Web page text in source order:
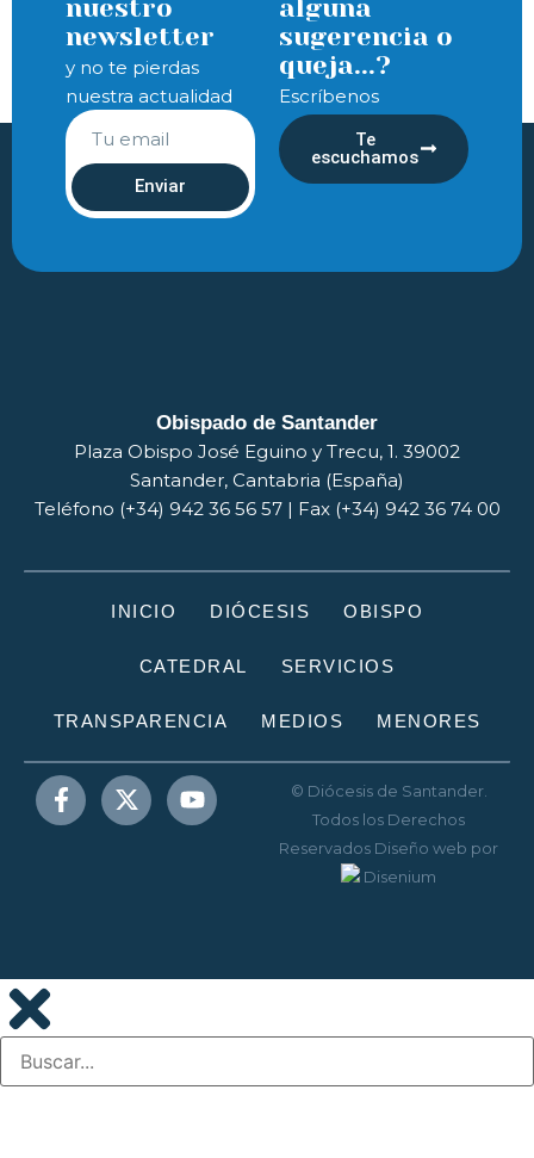
nuestro
newsletter
y no te pierdas
nuestra actualidad
Enviar
alguna
sugerencia o
queja...?
Escríbenos
Te
escuchamos
Obispado de Santander
Plaza Obispo José Eguino y Trecu, 1. 39002
Santander, Cantabria (España)
Teléfono (+34) 942 36 56 57 | Fax (+34) 942 36 74 00
INICIO DIÓCESIS OBISPO
CATEDRAL SERVICIOS
TRANSPARENCIA MEDIOS MENORES
© Diócesis de Santander.
Todos los Derechos
Reservados Diseño web por
Disenium